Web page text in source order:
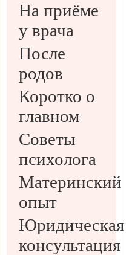
На приёме
у врача
После
родов
Коротко о
главном
Советы
психолога
Материнский
опыт
Юридическая
консультация